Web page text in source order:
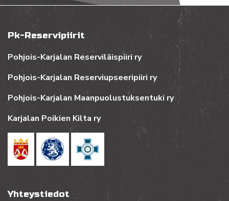
Pk-Reservipiirit
Pohjois-Karjalan Reserviläispiiri ry
Pohjois-Karjalan Reserviupseeripiiri ry
Pohjois-Karjalan Maanpuolustuksentuki ry
Karjalan Poikien Kilta ry
Yhteystiedot